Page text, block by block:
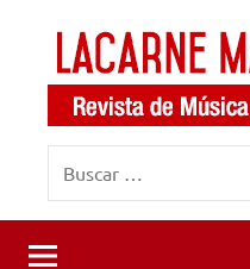
contenido
LaCarne
Magazine
de
música
internacional